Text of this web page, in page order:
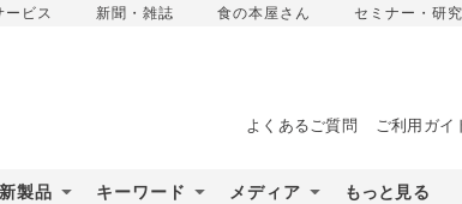
ービス 新聞・雑誌 食の本屋さん セミナー・研
よくあるご質問 ご利用ガイ
新製品 キーワード メディア もっと見る